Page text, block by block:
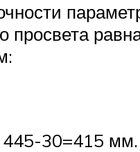
просвета
445-30=415 мм.